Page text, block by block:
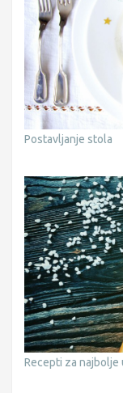
Postavljanje stola
Recepti za najbolje